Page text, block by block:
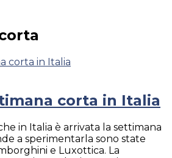
corta in Italia
in Italia è arrivata la settimana
a sperimentarla sono state
e Luxottica. La